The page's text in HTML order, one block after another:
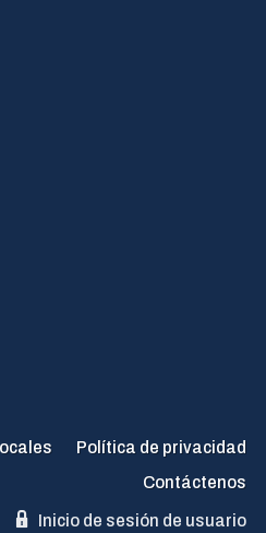
Política de privacidad
Contáctenos
Inicio de sesión de usuario